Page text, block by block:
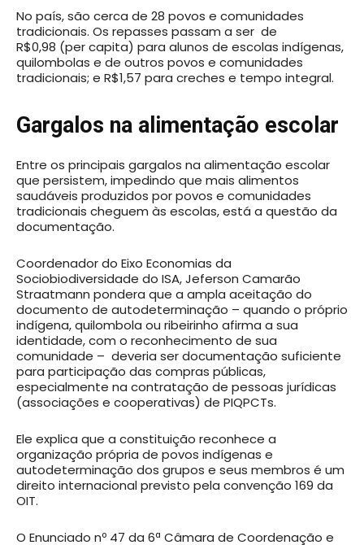
No país, são cerca de 28 povos e comunidades
tradicionais. Os repasses passam a ser de
R$0,98 (per capita) para alunos de escolas indígenas,
quilombolas e de outros povos e comunidades
tradicionais; e R$1,57 para creches e tempo integral.
Gargalos na alimentação escolar
Entre os principais gargalos na alimentação escolar
que persistem, impedindo que mais alimentos
saudáveis produzidos por povos e comunidades
tradicionais cheguem às escolas, está a questão da
documentação.
Coordenador do Eixo Economias da
Sociobiodiversidade do ISA, Jeferson Camarão
Straatmann pondera que a ampla aceitação do
documento de autodeterminação – quando o próprio
indígena, quilombola ou ribeirinho afirma a sua
identidade, com o reconhecimento de sua
comunidade – deveria ser documentação suficiente
para participação das compras públicas,
especialmente na contratação de pessoas jurídicas
(associações e cooperativas) de PIQPCTs.
Ele explica que a constituição reconhece a
organização própria de povos indígenas e
autodeterminação dos grupos e seus membros é um
direito internacional previsto pela convenção 169 da
OIT.
O Enunciado nº 47 da 6ª Câmara de Coordenação e